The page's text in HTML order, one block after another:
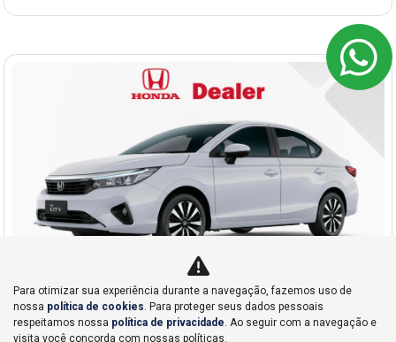
Co
mp
Honda
Para otimizar sua experiência durante a navegação, fazemos uso de
nossa política de cookies. Para proteger seus dados pessoais
respeitamos nossa política de privacidade. Ao seguir com a navegação e
visita você concorda com nossas políticas.